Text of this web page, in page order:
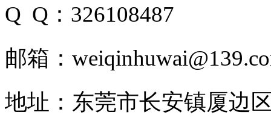
Q Q：326108487
邮箱：
地址：东莞市长安镇厦边